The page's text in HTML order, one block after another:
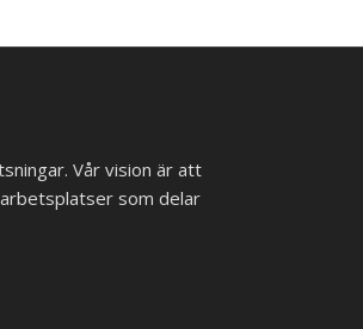
Vår vision är att
som delar